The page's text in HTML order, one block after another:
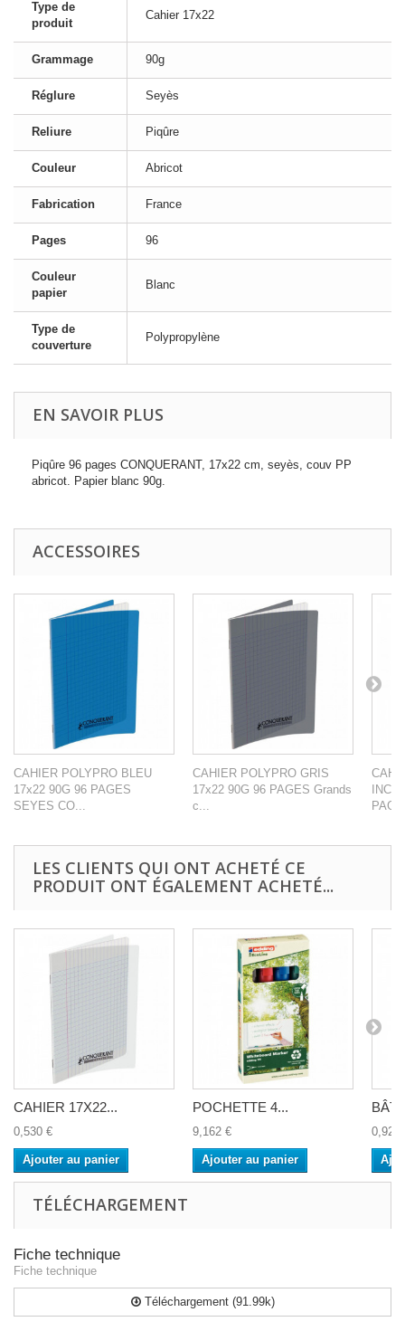
Type de
produit
Cahier 17x22
Grammage 90g
Réglure Seyès
Reliure Piqûre
Couleur Abricot
Fabrication France
Pages 96
Couleur
papier
Blanc
Type de
couverture
Polypropylène
EN SAVOIR PLUS
Piqûre 96 pages CONQUERANT, 17x22 cm, seyès, couv PP
abricot. Papier blanc 90g.
ACCESSOIRES
CAHIER POLYPRO BLEU
17x22 90G 96 PAGES
SEYES CO...
CAHIER POLYPRO GRIS
17x22 90G 96 PAGES Grands
c...
LES CLIENTS QUI ONT ACHETÉ CE
PRODUIT ONT ÉGALEMENT ACHETÉ...
CAHIER 17X22...
0,530 €
Ajouter au panier
POCHETTE 4...
9,162 €
Ajouter au panier
0,920
TÉLÉCHARGEMENT
Fiche technique
Fiche technique
Téléchargement (91.99k)